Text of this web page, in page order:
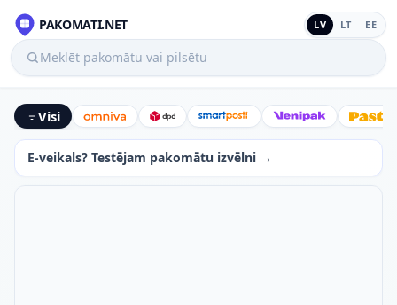
PAKOMATI.NET LV LT EE
Meklēt pakomātu vai pilsētu
Visi Omniva DPD SmartPostiVenipak
E-veikals? Testējam pakomātu izvēlni →